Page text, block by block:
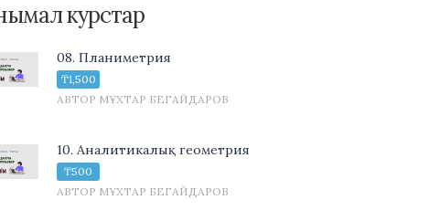
курстар
08. Планиметрия
₸1,500
АВТОР МҰХТАР БЕГАЙДАРОВ
10. Аналитикалық геометрия
₸500
АВТОР МҰХТАР БЕГАЙДАРОВ